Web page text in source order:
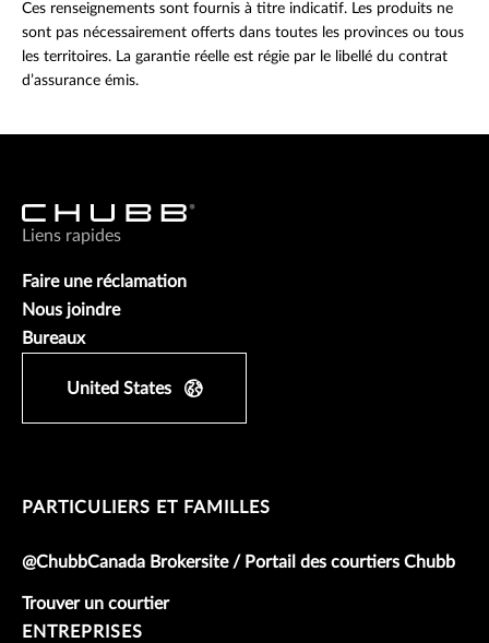
Ces renseignements sont fournis à titre indicatif. Les produits ne
sont pas nécessairement offerts dans toutes les provinces ou tous
les territoires. La garantie réelle est régie par le libellé du contrat
d’assurance émis.
Liens rapides
Faire une réclamation
Nous joindre
Bureaux
United States
PARTICULIERS ET FAMILLES
@ChubbCanada Brokersite / Portail des courtiers Chubb
Trouver un courtier
ENTREPRISES